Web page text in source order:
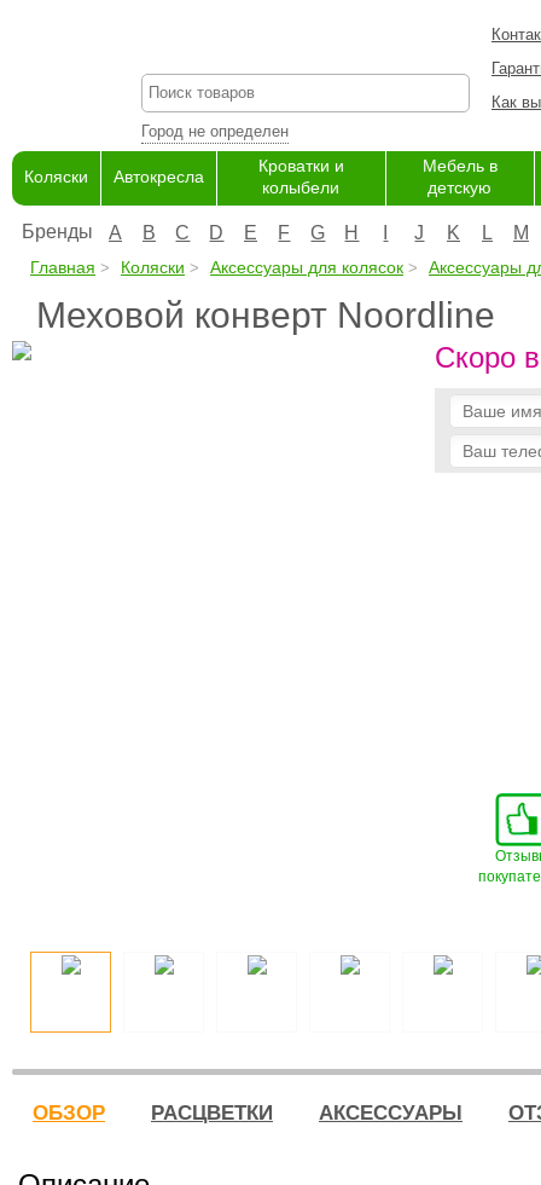
Город не определен
Как
Коляски Автокресла
Кроватки и
колыбели
Мебель в
детскую
Бренды A B C D E F G H J K L M
Главная Коляски Аксессуары для колясок Аксессуары
Меховой конверт Noordline
Скоро
ОБЗОР РАСЦВЕТКИ АКСЕССУАРЫ